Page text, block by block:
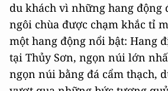
du khách vì những hang động
ngôi chùa được chạm khắc tỉ
một hang động nổi bật: Hang
tại Thủy Sơn, ngọn núi lớn
ngọn núi bằng đá cẩm thạch,